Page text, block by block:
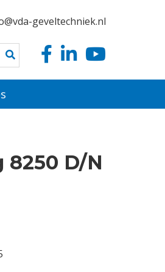
geveltechniek.nl
D/N